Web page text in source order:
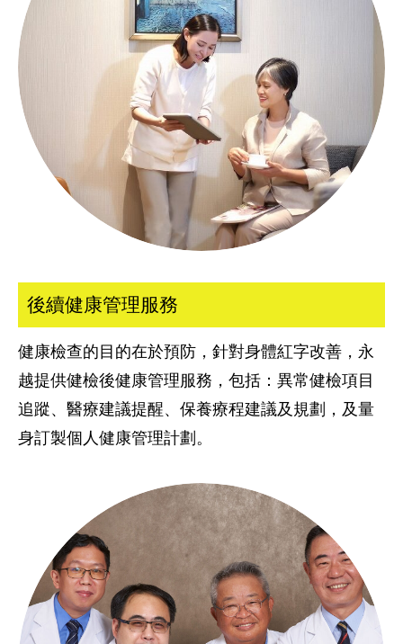
後續健康管理服務
健康檢查的目的在於預防，針對身體紅字改善，永
越提供健檢後健康管理服務，包括：異常健檢項目
追蹤、醫療建議提醒、保養療程建議及規劃，及量
身訂製個人健康管理計劃。